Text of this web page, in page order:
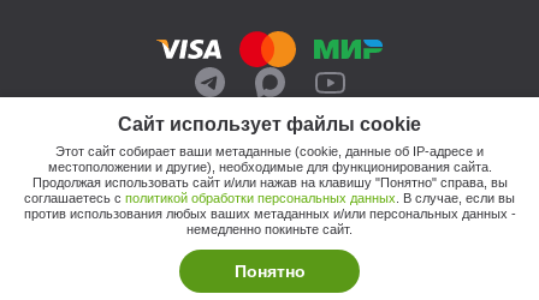
Сайт использует файлы cookie
Этот сайт собирает ваши метаданные (cookie, данные об IP-адресе и
местоположении и другие), необходимые для функционирования сайта.
Продолжая использовать сайт и/или нажав на клавишу "Понятно" справа, вы
соглашаетесь с политикой обработки персональных данных . В случае, если вы
против использования любых ваших метаданных и/или персональных данных -
немедленно покиньте сайт.
Понятно
© 2026, Компания «Интерьер Уют»
Политика обработки персональных данных
Этот сайт продвигает: Кузнецов Анатолий